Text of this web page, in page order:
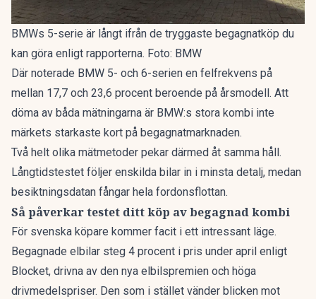
BMWs 5-serie är långt ifrån de tryggaste begagnatköp du
kan göra enligt rapporterna. Foto: BMW
Där noterade BMW 5- och 6-serien en felfrekvens på
mellan 17,7 och 23,6 procent beroende på årsmodell. Att
döma av båda mätningarna är BMW:s stora kombi inte
märkets starkaste kort på begagnatmarknaden.
Två helt olika mätmetoder pekar därmed åt samma håll.
Långtidstestet följer enskilda bilar in i minsta detalj, medan
besiktningsdatan fångar hela fordonsflottan.
Så påverkar testet ditt köp av begagnad kombi
För svenska köpare kommer facit i ett intressant läge.
Begagnade elbilar steg 4 procent i pris under april enligt
Blocket, drivna av den nya elbilspremien och höga
drivmedelspriser. Den som i stället vänder blicken mot